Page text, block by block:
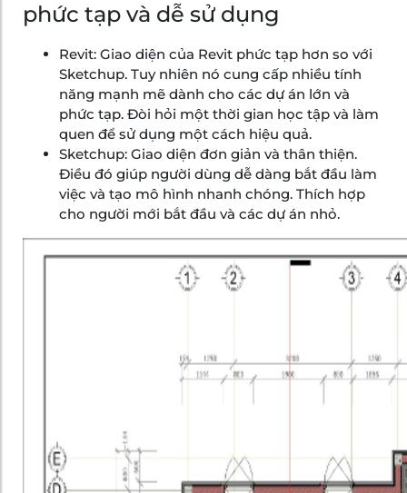
phức tạp và dễ sử dụng
Revit: Giao diện của Revit phức tạp hơn so với
Sketchup. Tuy nhiên nó cung cấp nhiều tính
năng mạnh mẽ dành cho các dự án lớn và
phức tạp. Đòi hỏi một thời gian học tập và làm
quen để sử dụng một cách hiệu quả.
Sketchup: Giao diện đơn giản và thân thiện.
Điều đó giúp người dùng dễ dàng bắt đầu làm
việc và tạo mô hình nhanh chóng. Thích hợp
cho người mới bắt đầu và các dự án nhỏ.